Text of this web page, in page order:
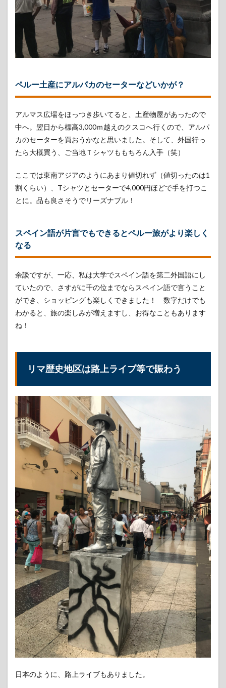
ー国立人類
学考古学歴
史博物館）
リマ
の観
④：
日秘
会館
本人
ペル
ー移
館)
4.1
「日
ー移
館」
ルー
に移
た
人々
「日
化会
ルー
にお
ける
日本
文化
の発
信地
リマ
でオ
スス
メな
日本
人向
けゲ
スト
ハウ
ス：
当山
ペン
ショ
ン
5.1
当山
ペン
ショ
日本
ペルー土産にアルパカのセーターなどいかが？
アルマス広場をほっつき歩いてると、土産物屋があったので
中へ。翌日から標高3,000ｍ越えのクスコへ行くので、アルパ
カのセーターを買おうかなと思いました。そして、外国行っ
たら大概買う、ご当地Ｔシャツももちろん入手（笑）
ここでは東南アジアのようにあまり値切れず（値切ったのは1
割くらい）、Tシャツとセーターで4,000円ほどで手を打つこ
とに。品も良さそうでリーズナブル！
スペイン語が片言でもできるとペルー旅がより楽しく
なる
余談ですが、一応、私は大学でスペイン語を第二外国語にし
ていたので、さすがに千の位までならスペイン語で言うこと
ができ、ショッピングも楽しくできました！ 数字だけでも
わかると、旅の楽しみが増えますし、お得なこともあります
ね！
リマ歴史地区は路上ライブ等で賑わう
日本のように、路上ライブもありました。